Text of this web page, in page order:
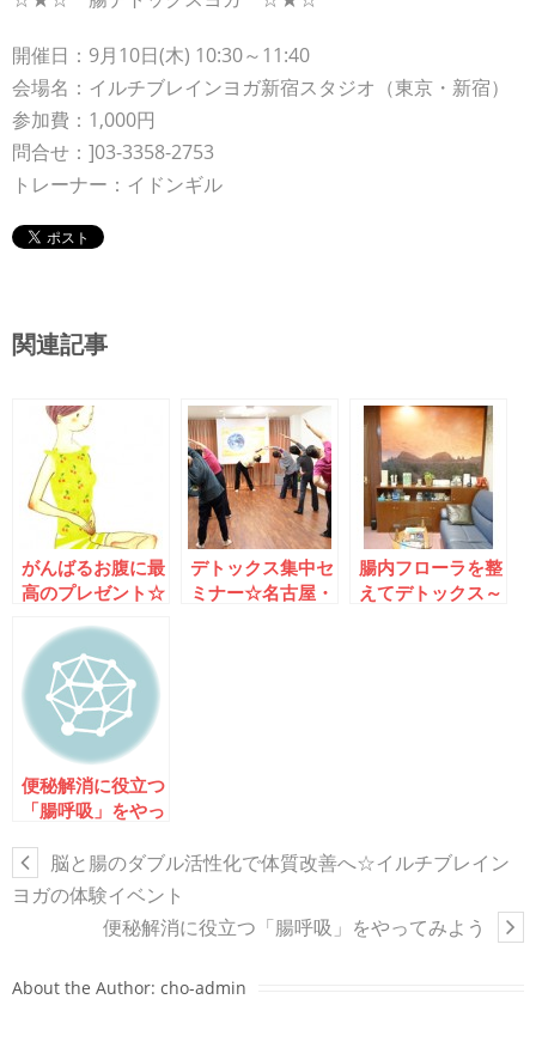
開催日：9月10日(木) 10:30～11:40
会場名：イルチブレインヨガ新宿スタジオ（東京・新宿）
参加費：1,000円
問合せ：]03-3358-2753
トレーナー：イドンギル
関連記事
がんばるお腹に最
高のプレゼント☆
ガの腸運動で消化
不良を改善しよう
デトックス集中セ
ミナー☆名古屋・
腸内フローラを整
えてデトックス～
便秘解消に役立つ
「腸呼吸」をやっ
脳と腸のダブル活性化で体質改善へ☆イルチブレイン
ヨガの体験イベント
便秘解消に役立つ「腸呼吸」をやってみよう
About the Author: cho-admin